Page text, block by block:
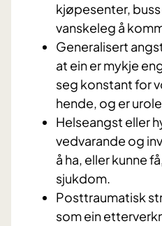
kjøpesenter,
vanskeleg å
Generalisert
at ein er mykje
seg konstant for
hende, og er
Helseangst eller
vedvarande og
å ha, eller kunne
sjukdom.
Posttraumatisk
som ein